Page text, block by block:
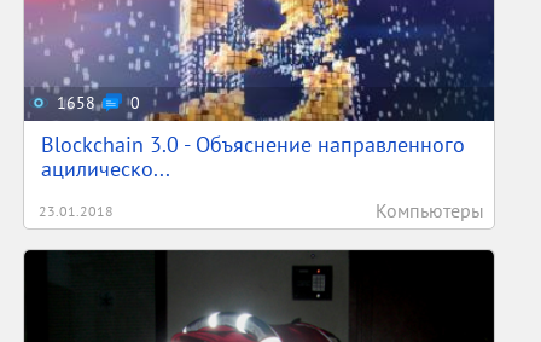
1658 0
Blockchain 3.0 - Объяснение направленного
ацилическо...
23.01.2018 Компьютеры